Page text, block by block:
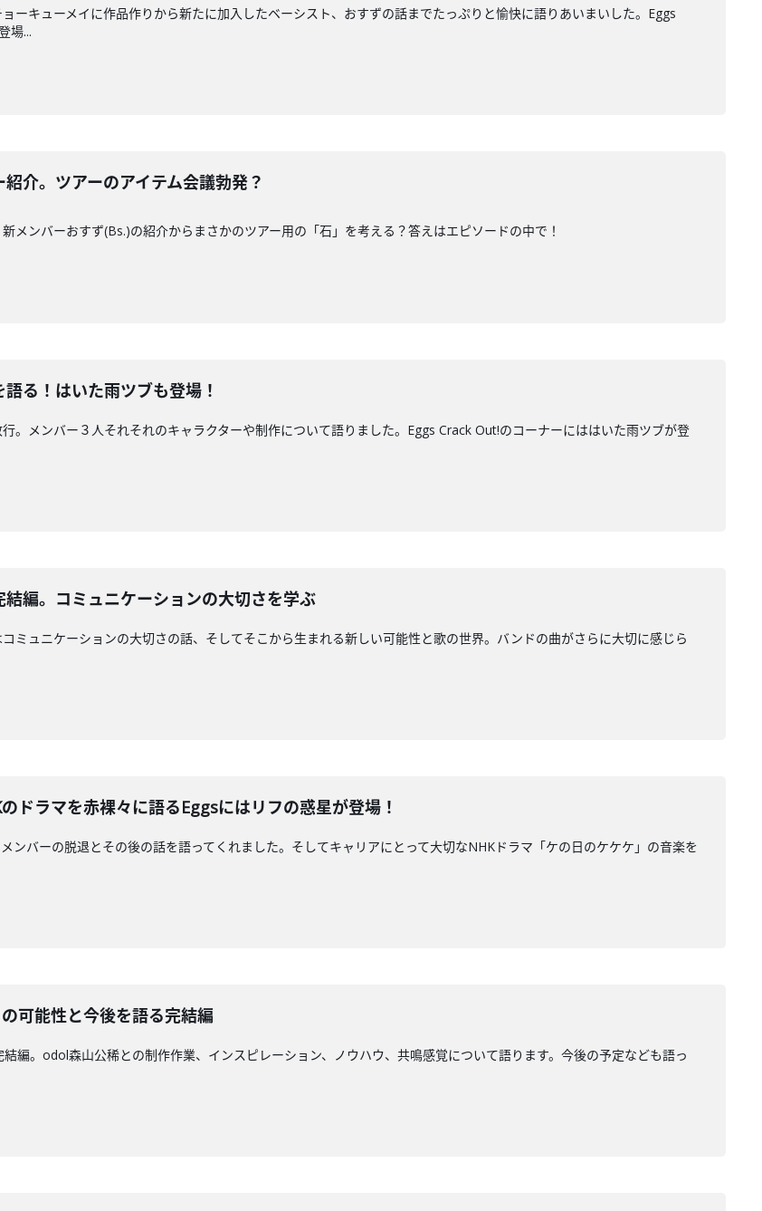
ーキューメイに作品作りから新たに加入したベーシスト、おすずの話までたっぷりと愉快に語りあいまいした。Eggs
場...
介。ツアーのアイテム会議勃発？
メンバーおすず(Bs.)の紹介からまさかのツアー用の「石」を考える？答えはエピソードの中で！
る！はいた雨ツブも登場！
。メンバー３人それそれのキャラクターや制作について語りました。Eggs Crack Out!のコーナーにははいた雨ツブが登
編。コミュニケーションの大切さを学ぶ
ミュニケーションの大切さの話、そしてそこから生まれる新しい可能性と歌の世界。バンドの曲がさらに大切に感じら
ラマを赤裸々に語るEggsにはリフの惑星が登場！
ンバーの脱退とその後の話を語ってくれました。そしてキャリアにとって大切なNHKドラマ「ケの日のケケケ」の音楽を
可能性と今後を語る完結編
編。odol森山公稀との制作作業、インスピレーション、ノウハウ、共鳴感覚について語ります。今後の予定なども語っ